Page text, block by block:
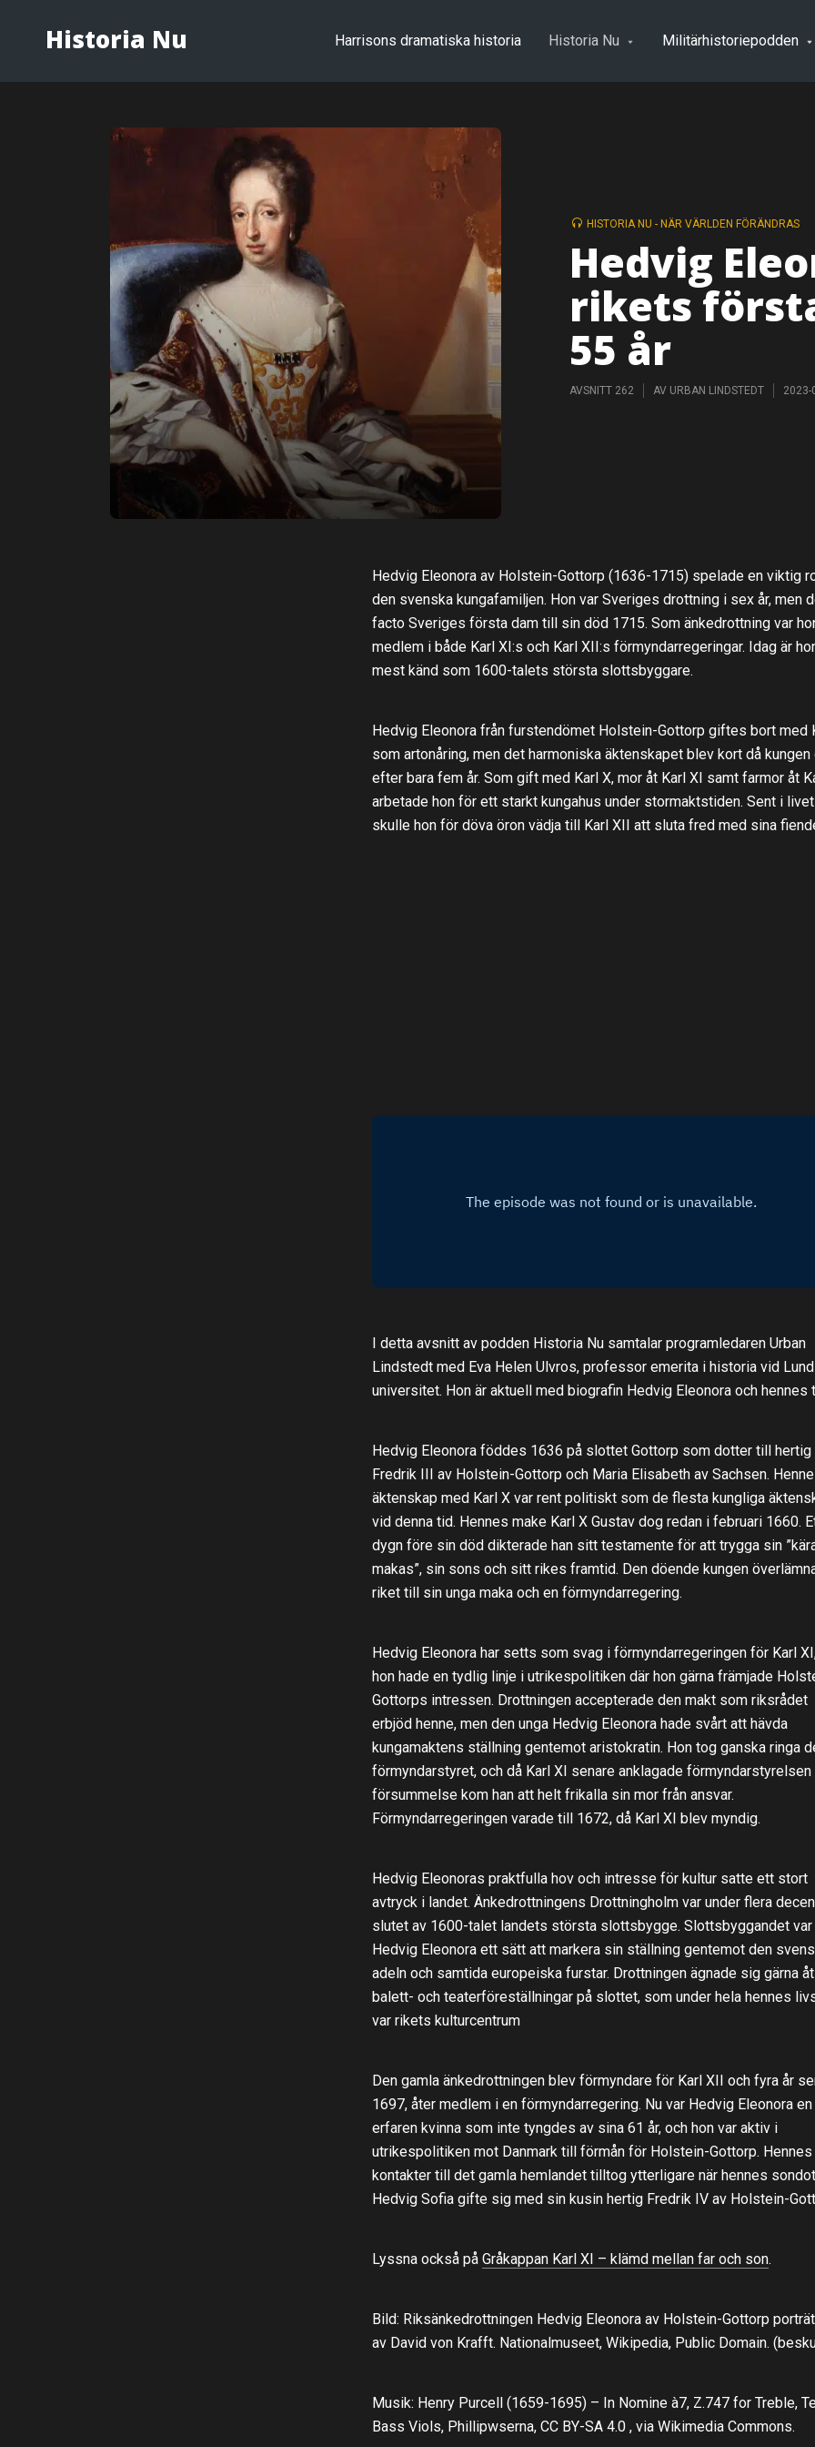
Historia Nu Harrisons dramatiska historia Historia Nu Militärhistoriepodden
HISTORIA NU - NÄR VÄRLDEN FÖRÄNDRAS
Hedvig
rikets
55 år
AVSNITT 262 AV URBAN LINDSTEDT 2023-
Hedvig Eleonora av Holstein-Gottorp (1636-1715) spelade en viktig
den svenska kungafamiljen. Hon var Sveriges drottning i sex år, men
facto Sveriges första dam till sin död 1715. Som änkedrottning var
medlem i både Karl XI:s och Karl XII:s förmyndarregeringar. Idag är
mest känd som 1600-talets största slottsbyggare.
Hedvig Eleonora från furstendömet Holstein-Gottorp giftes bort med
som artonåring, men det harmoniska äktenskapet blev kort då kungen
efter bara fem år. Som gift med Karl X, mor åt Karl XI samt farmor åt
arbetade hon för ett starkt kungahus under stormaktstiden. Sent i livet
skulle hon för döva öron vädja till Karl XII att sluta fred med sina
I detta avsnitt av podden Historia Nu samtalar programledaren Urban
Lindstedt med Eva Helen Ulvros, professor emerita i historia vid
universitet. Hon är aktuell med biografin Hedvig Eleonora och hennes
Hedvig Eleonora föddes 1636 på slottet Gottorp som dotter till hertig
Fredrik III av Holstein-Gottorp och Maria Elisabeth av Sachsen.
äktenskap med Karl X var rent politiskt som de flesta kungliga
vid denna tid. Hennes make Karl X Gustav dog redan i februari 1660.
dygn före sin död dikterade han sitt testamente för att trygga sin
makas”, sin sons och sitt rikes framtid. Den döende kungen
riket till sin unga maka och en förmyndarregering.
Hedvig Eleonora har setts som svag i förmyndarregeringen för Karl
hon hade en tydlig linje i utrikespolitiken där hon gärna främjade
Gottorps intressen. Drottningen accepterade den makt som riksrådet
erbjöd henne, men den unga Hedvig Eleonora hade svårt att hävda
kungamaktens ställning gentemot aristokratin. Hon tog ganska ringa
förmyndarstyret, och då Karl XI senare anklagade
försummelse kom han att helt frikalla sin mor från ansvar.
Förmyndarregeringen varade till 1672, då Karl XI blev myndig.
Hedvig Eleonoras praktfulla hov och intresse för kultur satte ett stort
avtryck i landet. Änkedrottningens Drottningholm var under flera
slutet av 1600-talet landets största slottsbygge. Slottsbyggandet
Hedvig Eleonora ett sätt att markera sin ställning gentemot den
adeln och samtida europeiska furstar. Drottningen ägnade sig gärna åt
balett- och teaterföreställningar på slottet, som under hela hennes
var rikets kulturcentrum
Den gamla änkedrottningen blev förmyndare för Karl XII och fyra år
1697, åter medlem i en förmyndarregering. Nu var Hedvig Eleonora en
erfaren kvinna som inte tyngdes av sina 61 år, och hon var aktiv i
utrikespolitiken mot Danmark till förmån för Holstein-Gottorp. Hennes
kontakter till det gamla hemlandet tilltog ytterligare när hennes
Hedvig Sofia gifte sig med sin kusin hertig Fredrik IV av Holstein-
Lyssna också på Gråkappan Karl XI – klämd mellan far och son.
Bild: Riksänkedrottningen Hedvig Eleonora av Holstein-Gottorp
av David von Krafft. Nationalmuseet, Wikipedia, Public Domain.
Musik: Henry Purcell (1659-1695) – In Nomine à7, Z.747 for Treble,
Bass Viols, Phillipwserna, CC BY-SA 4.0 , via Wikimedia Commons.